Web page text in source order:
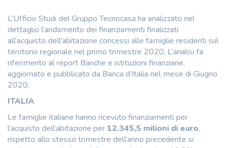
L’Ufficio Studi del Gruppo Tecnocasa ha analizzato nel
dettaglio l’andamento dei finanziamenti finalizzati
all’acquisto dell’abitazione concessi alle famiglie residenti sul
territorio regionale nel primo trimestre 2020. L’analisi fa
riferimento al report Banche e istituzioni finanziarie,
aggiornato e pubblicato da Banca d’Italia nel mese di Giugno
2020.
ITALIA
Le famiglie italiane hanno ricevuto finanziamenti per
l’acquisto dell’abitazione per 12.345,5 milioni di euro,
rispetto allo stesso trimestre dell’anno precedente si